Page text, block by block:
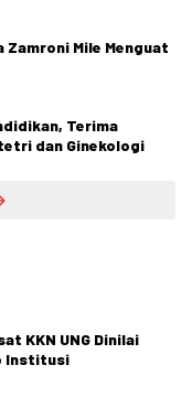
Zamroni Mile Menguat
Terima
dan Ginekologi
KKN UNG Dinilai
Institusi